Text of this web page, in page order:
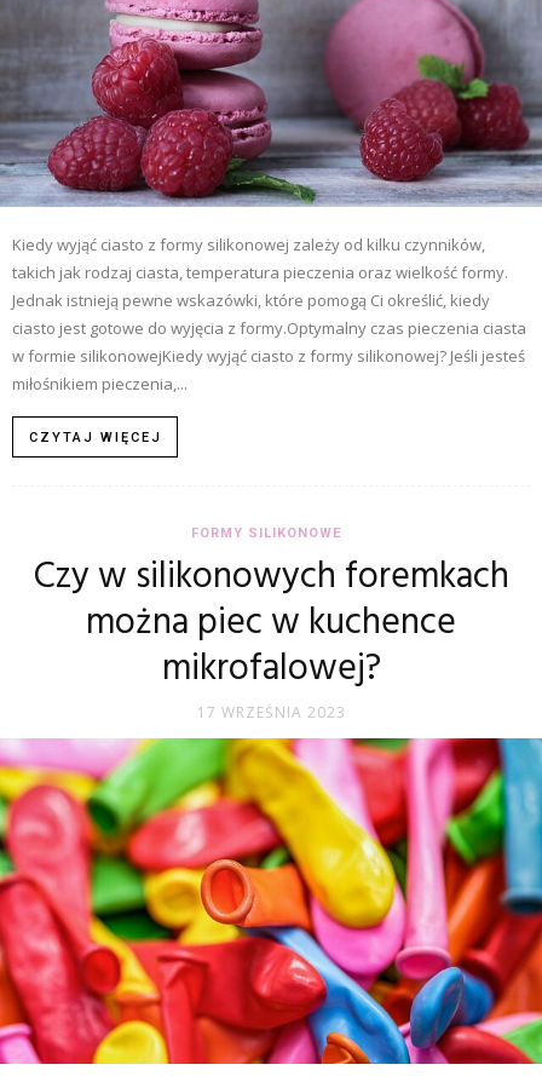
Kiedy wyjąć ciasto z formy silikonowej zależy od kilku czynników,
takich jak rodzaj ciasta, temperatura pieczenia oraz wielkość formy.
Jednak istnieją pewne wskazówki, które pomogą Ci określić, kiedy
ciasto jest gotowe do wyjęcia z formy.Optymalny czas pieczenia ciasta
w formie silikonowejKiedy wyjąć ciasto z formy silikonowej? Jeśli jesteś
miłośnikiem pieczenia,...
CZYTAJ WIĘCEJ
FORMY SILIKONOWE
Czy w silikonowych foremkach
można piec w kuchence
mikrofalowej?
17 WRZEŚNIA 2023